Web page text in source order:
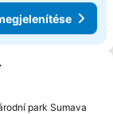
kedvencekhez
park Sumava